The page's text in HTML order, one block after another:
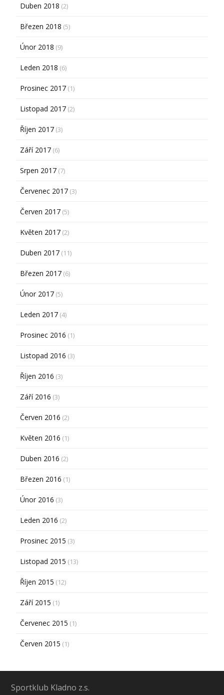
Duben 2018 (2)
Březen 2018 (5)
Únor 2018 (9)
Leden 2018 (6)
Prosinec 2017 (1)
Listopad 2017 (2)
Říjen 2017 (3)
Září 2017 (6)
Srpen 2017 (7)
Červenec 2017 (3)
Červen 2017 (5)
Květen 2017 (2)
Duben 2017 (11)
Březen 2017 (6)
Únor 2017 (5)
Leden 2017 (4)
Prosinec 2016 (1)
Listopad 2016 (3)
Říjen 2016 (3)
Září 2016 (3)
Červen 2016 (2)
Květen 2016 (1)
Duben 2016 (2)
Březen 2016 (1)
Únor 2016 (3)
Leden 2016 (2)
Prosinec 2015 (3)
Listopad 2015 (13)
Říjen 2015 (12)
Září 2015 (1)
Červenec 2015 (1)
Červen 2015 (1)
Sportklub Kladno z.s.